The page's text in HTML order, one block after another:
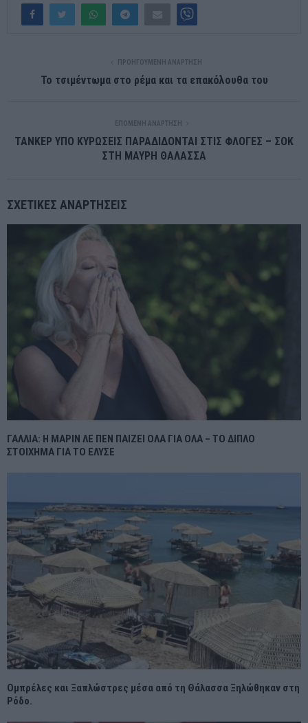
ΠΡΟΗΓΟΎΜΕΝΗ ΑΝΆΡΤΗΣΗ
Το τσιμέντωμα στο ρέμα και τα επακόλουθα του
ΕΠΌΜΕΝΗ ΑΝΆΡΤΗΣΗ
ΤΑΝΚΕΡ ΥΠΟ ΚΥΡΩΣΕΙΣ ΠΑΡΑΔΙΔΟΝΤΑΙ ΣΤΙΣ ΦΛΟΓΕΣ – ΣΟΚ
ΣΤΗ ΜΑΥΡΗ ΘΑΛΑΣΣΑ
ΣΧΕΤΙΚΈΣ ΑΝΑΡΤΉΣΕΙΣ
ΓΑΛΛΙΑ: Η ΜΑΡΙΝ ΛΕ ΠΕΝ ΠΑΙΖΕΙ ΟΛΑ ΓΙΑ ΟΛΑ – ΤΟ ΔΙΠΛΟ
ΣΤΟΙΧΗΜΑ ΓΙΑ ΤΟ ΕΛΥΣΕ
Ομπρέλες και Ξαπλώστρες μέσα από τη Θάλασσα Ξηλώθηκαν στη
Ρόδο.